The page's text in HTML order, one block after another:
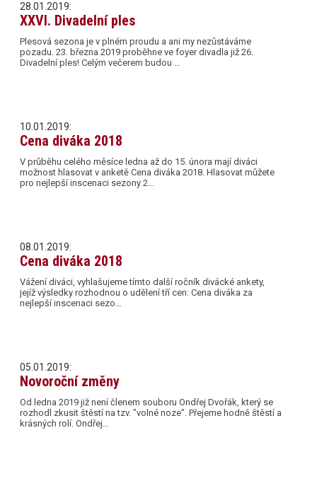
28.01.2019:
XXVI. Divadelní ples
Plesová sezona je v plném proudu a ani my nezůstáváme
pozadu. 23. března 2019 proběhne ve foyer divadla již 26.
Divadelní ples! Celým večerem budou …
10.01.2019:
Cena diváka 2018
V průběhu celého měsíce ledna až do 15. února mají diváci
možnost hlasovat v anketě Cena diváka 2018. Hlasovat můžete
pro nejlepší inscenaci sezony 2…
08.01.2019:
Cena diváka 2018
Vážení diváci, vyhlašujeme tímto další ročník divácké ankety,
jejíž výsledky rozhodnou o udělení tří cen: Cena diváka za
nejlepší inscenaci sezo…
05.01.2019:
Novoroční změny
Od ledna 2019 již není členem souboru Ondřej Dvořák, který se
rozhodl zkusit štěstí na tzv. "volné noze". Přejeme hodně štěstí a
krásných rolí. Ondřej…